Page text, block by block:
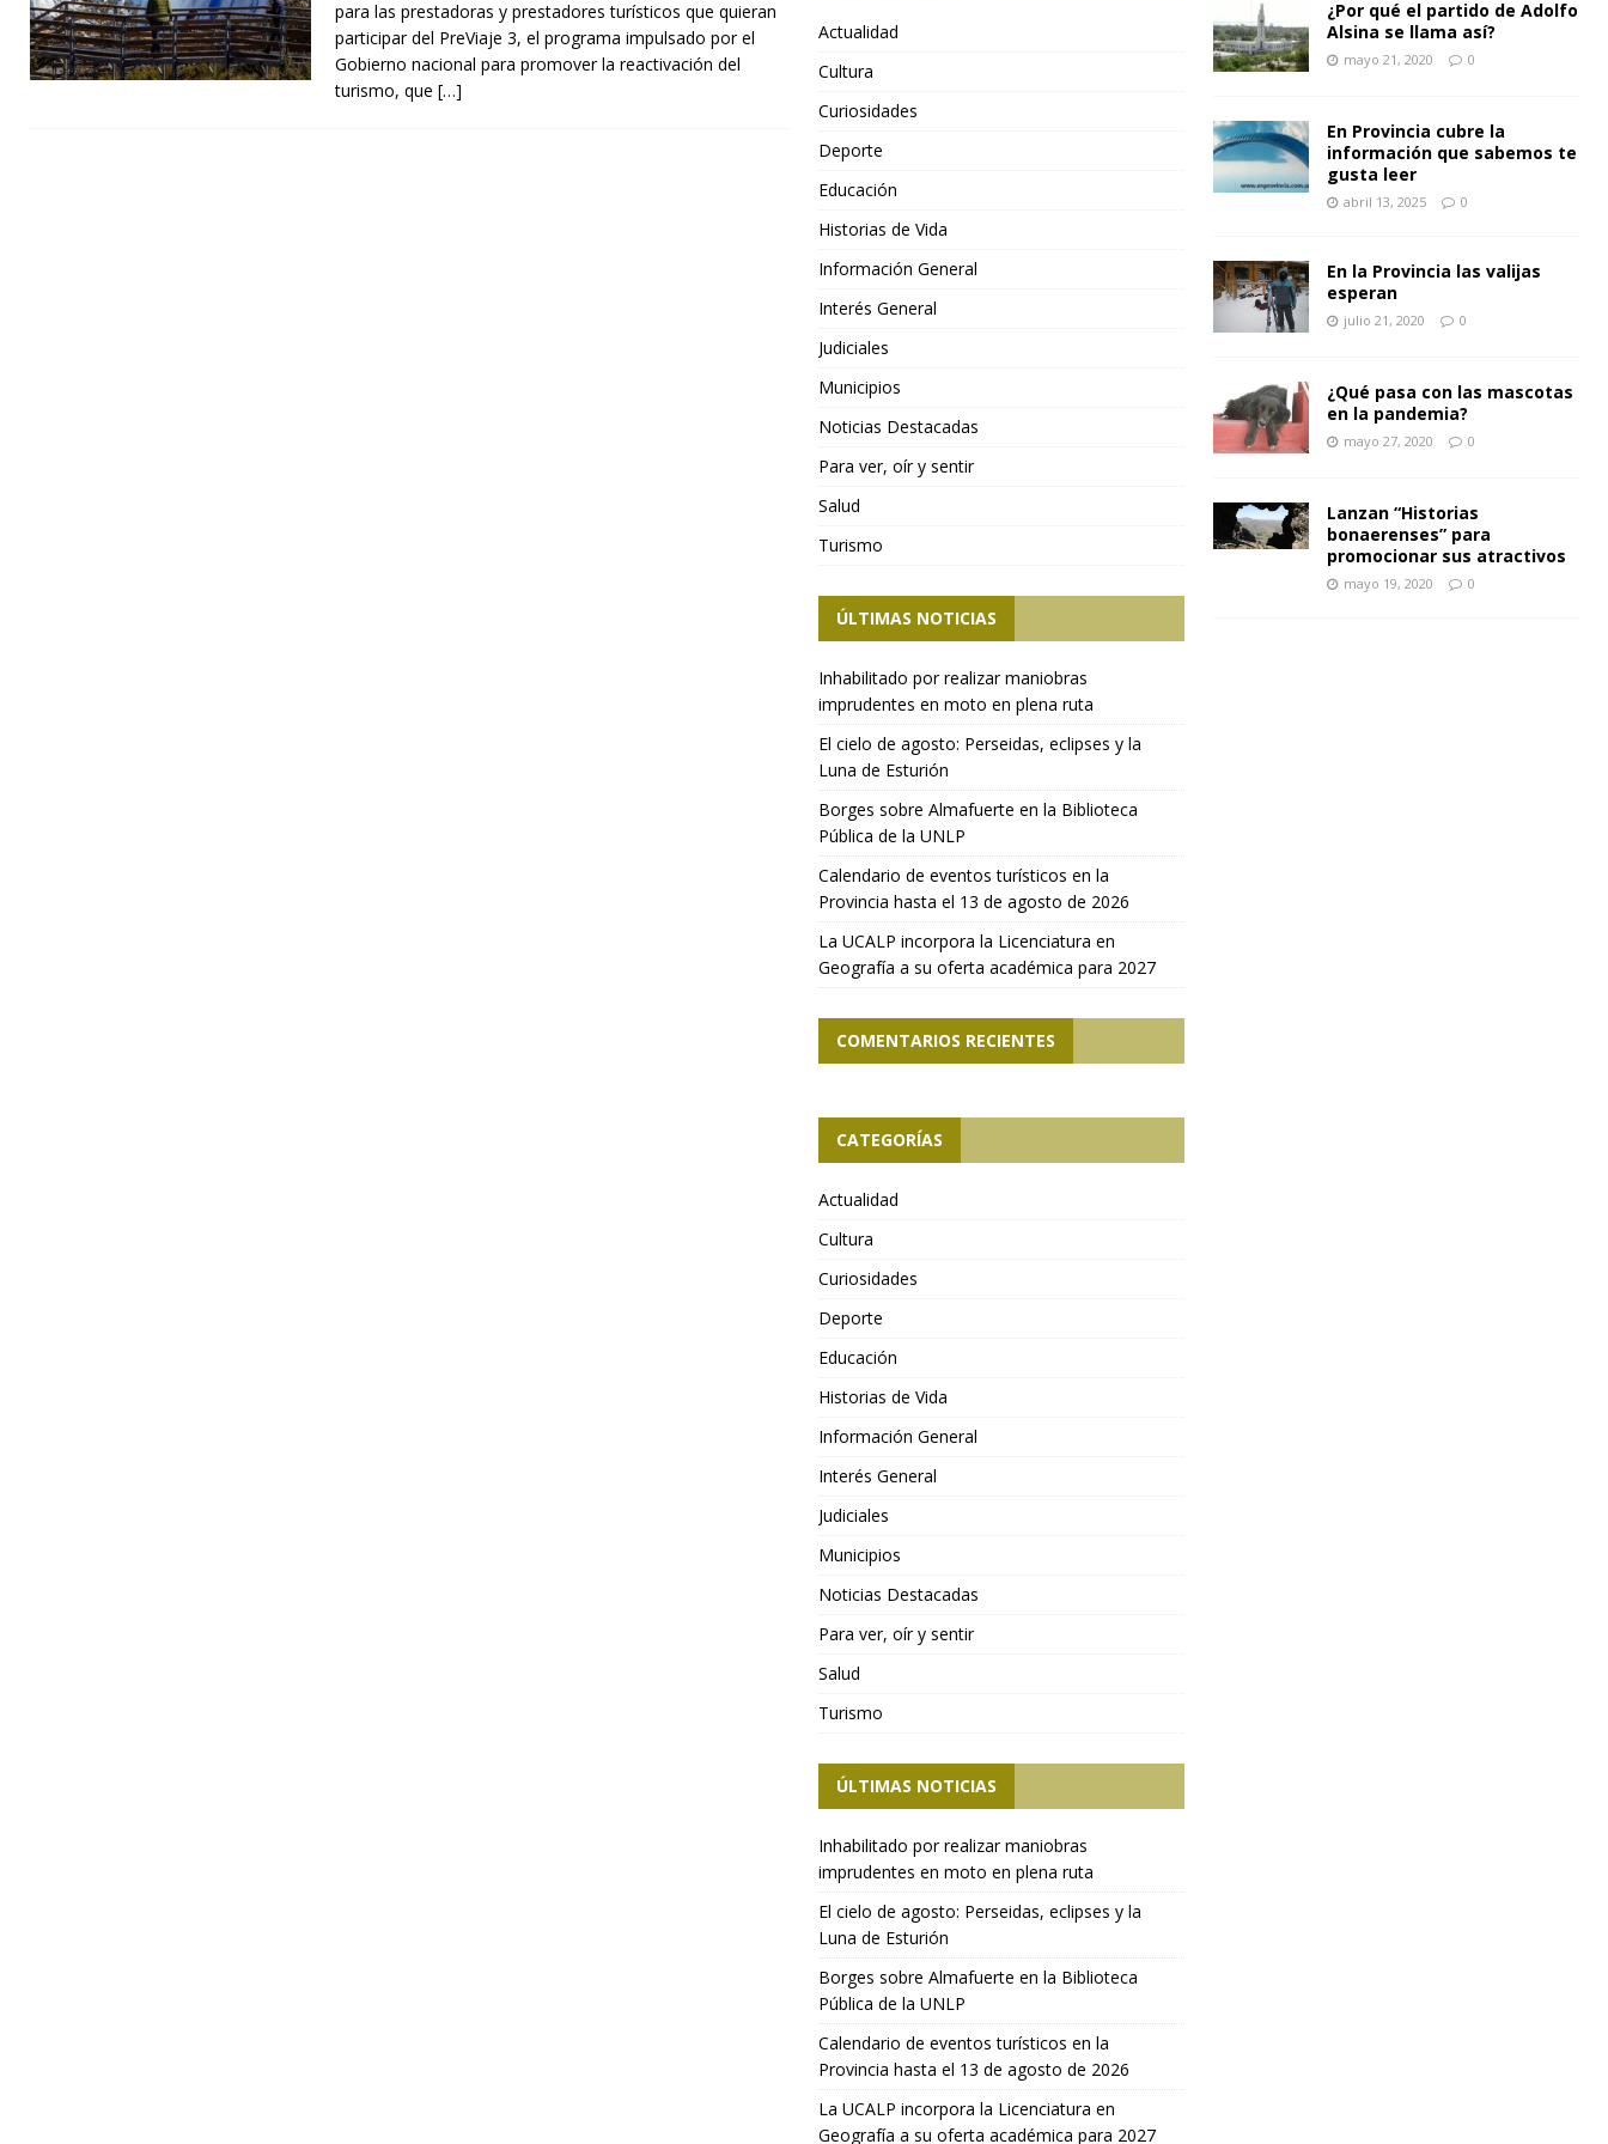
para las prestadoras y prestadores turísticos que quieran
participar del PreViaje 3, el programa impulsado por el
Gobierno nacional para promover la reactivación del
turismo, que […]
Actualidad
Cultura
Curiosidades
Deporte
Educación
Historias de Vida
Información General
Interés General
Judiciales
Municipios
Noticias Destacadas
Para ver, oír y sentir
Salud
Turismo
ÚLTIMAS NOTICIAS
Inhabilitado por realizar maniobras
imprudentes en moto en plena ruta
El cielo de agosto: Perseidas, eclipses y la
Luna de Esturión
Borges sobre Almafuerte en la Biblioteca
Pública de la UNLP
Calendario de eventos turísticos en la
Provincia hasta el 13 de agosto de 2026
La UCALP incorpora la Licenciatura en
Geografía a su oferta académica para 2027
COMENTARIOS RECIENTES
CATEGORÍAS
Actualidad
Cultura
Curiosidades
Deporte
Educación
Historias de Vida
Información General
Interés General
Judiciales
Municipios
Noticias Destacadas
Para ver, oír y sentir
Salud
Turismo
ÚLTIMAS NOTICIAS
Inhabilitado por realizar maniobras
imprudentes en moto en plena ruta
El cielo de agosto: Perseidas, eclipses y la
Luna de Esturión
Borges sobre Almafuerte en la Biblioteca
Pública de la UNLP
Calendario de eventos turísticos en la
Provincia hasta el 13 de agosto de 2026
La UCALP incorpora la Licenciatura en
Geografía a su oferta académica para 2027
¿Por qué el partido de Adolfo
Alsina se llama así?
mayo 21, 2020 0
En Provincia cubre la
información que sabemos te
gusta leer
abril 13, 2025 0
En la Provincia las valijas
esperan
julio 21, 2020 0
¿Qué pasa con las mascotas
en la pandemia?
mayo 27, 2020 0
Lanzan “Historias
bonaerenses” para
promocionar sus atractivos
mayo 19, 2020 0